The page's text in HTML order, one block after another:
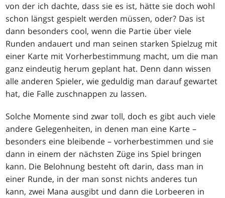
von der ich dachte, dass sie es ist, hätte sie doch wohl
schon längst gespielt werden müssen, oder? Das ist
dann besonders cool, wenn die Partie über viele
Runden andauert und man seinen starken Spielzug mit
einer Karte mit Vorherbestimmung macht, um die man
ganz eindeutig herum geplant hat. Denn dann wissen
alle anderen Spieler, wie geduldig man darauf gewartet
hat, die Falle zuschnappen zu lassen.
Solche Momente sind zwar toll, doch es gibt auch viele
andere Gelegenheiten, in denen man eine Karte –
besonders eine bleibende – vorherbestimmen und sie
dann in einem der nächsten Züge ins Spiel bringen
kann. Die Belohnung besteht oft darin, dass man in
einer Runde, in der man sonst nichts anderes tun
kann, zwei Mana ausgibt und dann die Lorbeeren in